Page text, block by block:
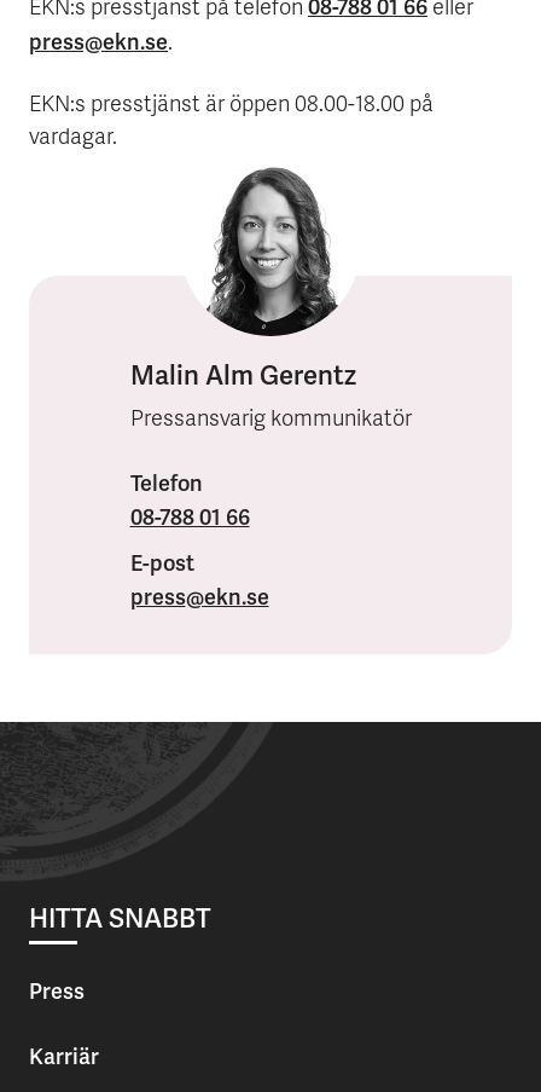
EKN:s presstjänst på telefon 08-788 01 66 eller
press@ekn.se.
EKN:s presstjänst är öppen 08.00-18.00 på
vardagar.
Malin Alm Gerentz
Pressansvarig kommunikatör
Telefon
08-788 01 66
E-post
press@ekn.se
HITTA SNABBT
Press
Karriär